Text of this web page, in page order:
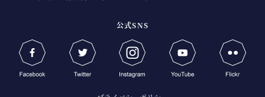
公式SNS